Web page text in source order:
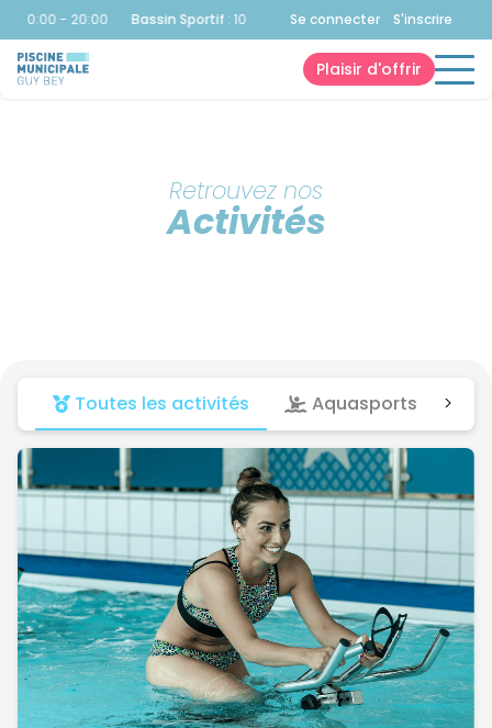
10:00 - 20:00 Bassin Sportif:10:00 - 20:00 Bassin Sportif:10:00 -
Se connecter S'inscrire
Plaisir d'offrir
Retrouvez nos
Activités
Toutes les activités Aquasports >